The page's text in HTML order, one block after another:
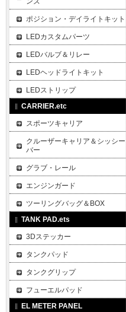
ポジション・デイライトキット
LEDカスタムパーツ
LEDバルブ＆リレー
LEDヘッドライトキット
LEDストリップ
CARRIER.etc
スポーツキャリア
クルーザーキャリア＆シッシー
バー
グラブ・レール
エンジンガード
ツーリングバッグ＆BOX
TANK PAD.ets
3Dステッカー
タンクパッド
タンクグリップ
フューエルパッド
EL METER PANEL